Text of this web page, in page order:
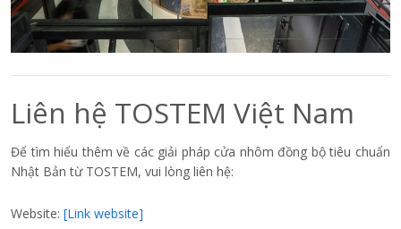
Liên hệ TOSTEM Việt Nam
Để tìm hiểu thêm về các giải pháp cửa nhôm đồng bộ tiêu chuẩn
Nhật Bản từ TOSTEM, vui lòng liên hệ:
Website: [Link website]